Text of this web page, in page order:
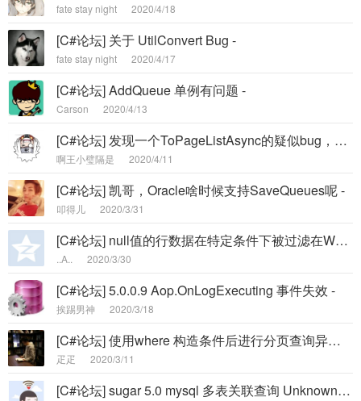
fate stay night 2020/4/18
[C#论坛] 关于 UtilConvert Bug -
fate stay night 2020/4/17
[C#论坛] AddQueue 单例有问题 -
Carson 2020/4/13
[C#论坛] 发现一个ToPageListAsync的疑似bug，求确认，求解决 -
啊王小璧隔是 2020/4/11
[C#论坛] 凯哥，Oracle啥时候支持SaveQueues呢 -
叩得儿 2020/3/31
[C#论坛] null值的行数据在特定条件下被过滤在Where里 -
..A.. 2020/3/30
[C#论坛] 5.0.0.9 Aop.OnLogExecuting 事件失效 -
挨踢男神 2020/3/18
[C#论坛] 使用where 构造条件后进行分页查询异常(动态SQL+动态参数) -
疋疋 2020/3/11
[C#论坛] sugar 5.0 mysql 多表关联查询 Unknown column 'i.name' in 'where c -